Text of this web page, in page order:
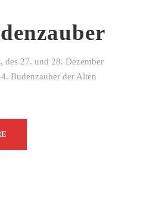
des 27. und 28. Dezember
Budenzauber der Alten